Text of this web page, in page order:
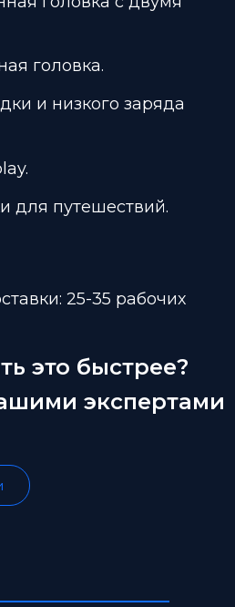
головка.
и низкого заряда
для путешествий.
25-35 рабочих
это быстрее?
экспертами